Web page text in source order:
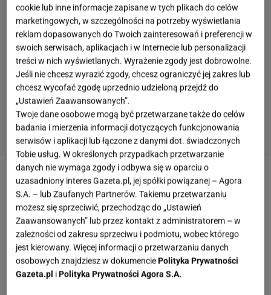
Zobacz wideoCiasto na kefirze
Ciasto jogurtowe z owocami, które zawsze
wychodzi - truskawkowy zawrót głowy
Ciastojogurtowe z owocami to świetny wariant na
cookie lub inne informacje zapisane w tych plikach do celów
marketingowych, w szczególności na potrzeby wyświetlania
reklam dopasowanych do Twoich zainteresowań i preferencji w
swoich serwisach, aplikacjach i w Internecie lub personalizacji
treści w nich wyświetlanych. Wyrażenie zgody jest dobrowolne.
Jeśli nie chcesz wyrazić zgody, chcesz ograniczyć jej zakres lub
chcesz wycofać zgodę uprzednio udzieloną przejdź do
„Ustawień Zaawansowanych”.
Twoje dane osobowe mogą być przetwarzane także do celów
badania i mierzenia informacji dotyczących funkcjonowania
serwisów i aplikacji lub łączone z danymi dot. świadczonych
Tobie usług. W określonych przypadkach przetwarzanie
danych nie wymaga zgody i odbywa się w oparciu o
uzasadniony interes Gazeta.pl, jej spółki powiązanej – Agora
S.A. – lub Zaufanych Partnerów. Takiemu przetwarzaniu
możesz się sprzeciwić, przechodząc do „Ustawień
Zaawansowanych” lub przez kontakt z administratorem – w
zależności od zakresu sprzeciwu i podmiotu, wobec którego
jest kierowany. Więcej informacji o przetwarzaniu danych
osobowych znajdziesz w dokumenciePolityka Prywatności
Gazeta.pl iPolityka Prywatności Agora S.A.